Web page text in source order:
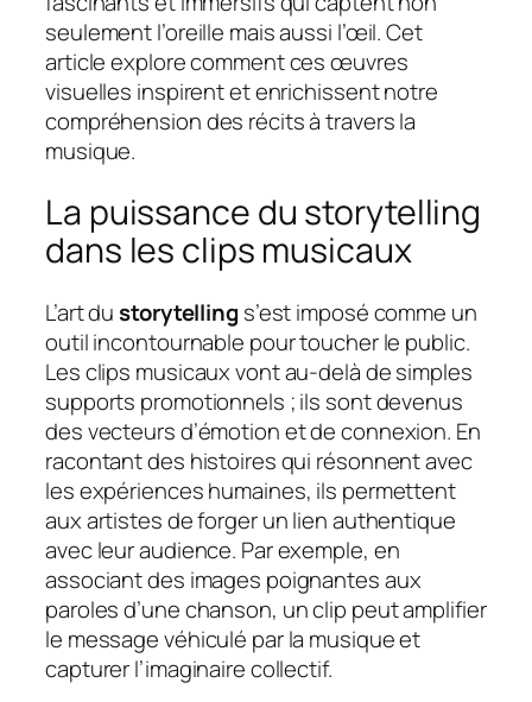
seulement l’oreille mais aussi l’œil. Cet
article explore comment ces œuvres
visuelles inspirent et enrichissent notre
compréhension des récits à travers la
musique.
La puissance du storytelling
dans les clips musicaux
L’art dustorytelling s’est imposé comme un
outil incontournable pour toucher le public.
Les clips musicaux vont au-delà de simples
supports promotionnels ; ils sont devenus
des vecteurs d’émotion et de connexion. En
racontant des histoires qui résonnent avec
les expériences humaines, ils permettent
aux artistes de forger un lien authentique
avec leur audience. Par exemple, en
associant des images poignantes aux
paroles d’une chanson, un clip peut amplifier
le message véhiculé par la musique et
capturer l’imaginaire collectif.